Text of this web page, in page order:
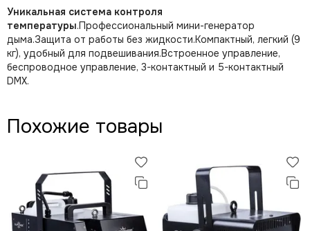
Уникальная система контроля
температуры.Профессиональный мини-генератор
дыма.Защита от работы без жидкости.Компактный, легкий (9
кг), удобный для подвешивания.Встроенное управление,
беспроводное управление, 3-контактный и 5-контактный
DMX.
Похожие товары